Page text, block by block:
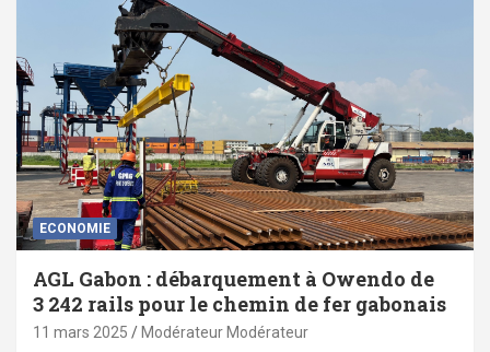
ECONOMIE
AGL Gabon : débarquement à Owendo de
3 242 rails pour le chemin de fer gabonais
11 mars 2025 Modérateur Modérateur